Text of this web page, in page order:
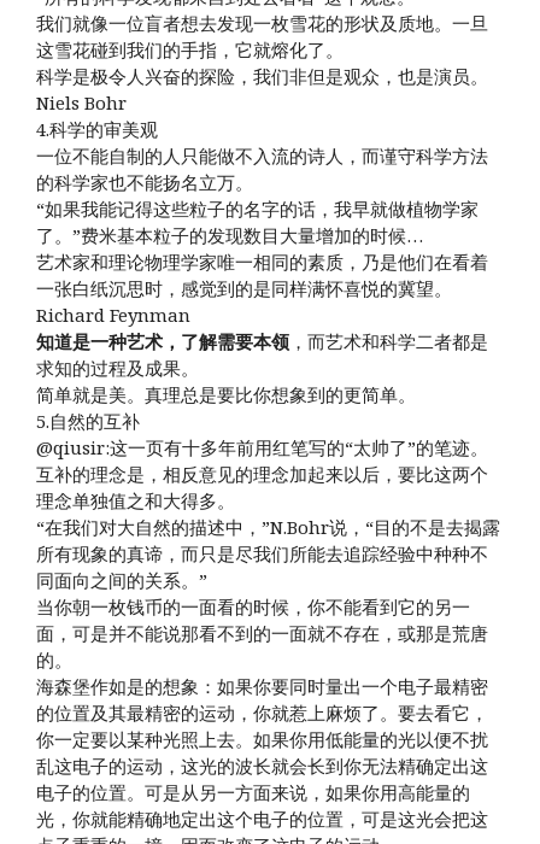
我们就像一位盲者想去发现一枚雪花的形状及质地。一旦
这雪花碰到我们的手指，它就熔化了。
科学是极令人兴奋的探险，我们非但是观众，也是演员。
Niels Bohr
4.科学的审美观
一位不能自制的人只能做不入流的诗人，而谨守科学方法
的科学家也不能扬名立万。
“如果我能记得这些粒子的名字的话，我早就做植物学家
了。”费米基本粒子的发现数目大量增加的时候…
艺术家和理论物理学家唯一相同的素质，乃是他们在看着
一张白纸沉思时，感觉到的是同样满怀喜悦的冀望。
Richard Feynman
知道是一种艺术，了解需要本领 ，而艺术和科学二者都是
求知的过程及成果。
简单就是美。真理总是要比你想象到的更简单。
5.自然的互补
@qiusir:这一页有十多年前用红笔写的“太帅了”的笔迹。
互补的理念是，相反意见的理念加起来以后，要比这两个
理念单独值之和大得多。
“在我们对大自然的描述中，”N.Bohr说，“目的不是去揭露
所有现象的真谛，而只是尽我们所能去追踪经验中种种不
同面向之间的关系。”
当你朝一枚钱币的一面看的时候，你不能看到它的另一
面，可是并不能说那看不到的一面就不存在，或那是荒唐
的。
海森堡作如是的想象：如果你要同时量出一个电子最精密
的位置及其最精密的运动，你就惹上麻烦了。要去看它，
你一定要以某种光照上去。如果你用低能量的光以便不扰
乱这电子的运动，这光的波长就会长到你无法精确定出这
电子的位置。可是从另一方面来说，如果你用高能量的
光，你就能精确地定出这个电子的位置，可是这光会把这